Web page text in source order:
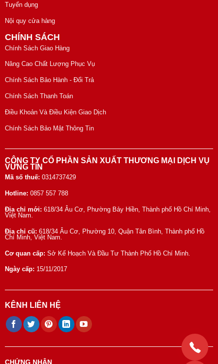
Tuyển dụng
Nội quy cửa hàng
CHÍNH SÁCH
Chính Sách Giao Hàng
Nâng Cao Chất Lượng Phục Vụ
Chính Sách Bảo Hành - Đổi Trả
Chính Sách Thanh Toán
Điều Khoản Và Điều Kiện Giao Dịch
Chính Sách Bảo Mật Thông Tin
CÔNG TY CỔ PHẦN SẢN XUẤT THƯƠNG MẠI DỊCH VỤ
VỮNG TÍN
Mã số thuế: 0314737429
Hotline: 0857 557 788
Địa chỉ mới: 618/34 Âu Cơ, Phường Bảy Hiền, Thành phố Hồ Chí Minh,
Việt Nam.
Địa chỉ cũ: 618/34 Âu Cơ, Phường 10, Quận Tân Bình, Thành phố Hồ
Chí Minh, Việt Nam.
Cơ quan cấp: Sở Kế Hoạch Và Đầu Tư Thành Phố Hồ Chí Minh.
Ngày cấp: 15/11/2017
KÊNH LIÊN HỆ
CHỨNG NHẬN